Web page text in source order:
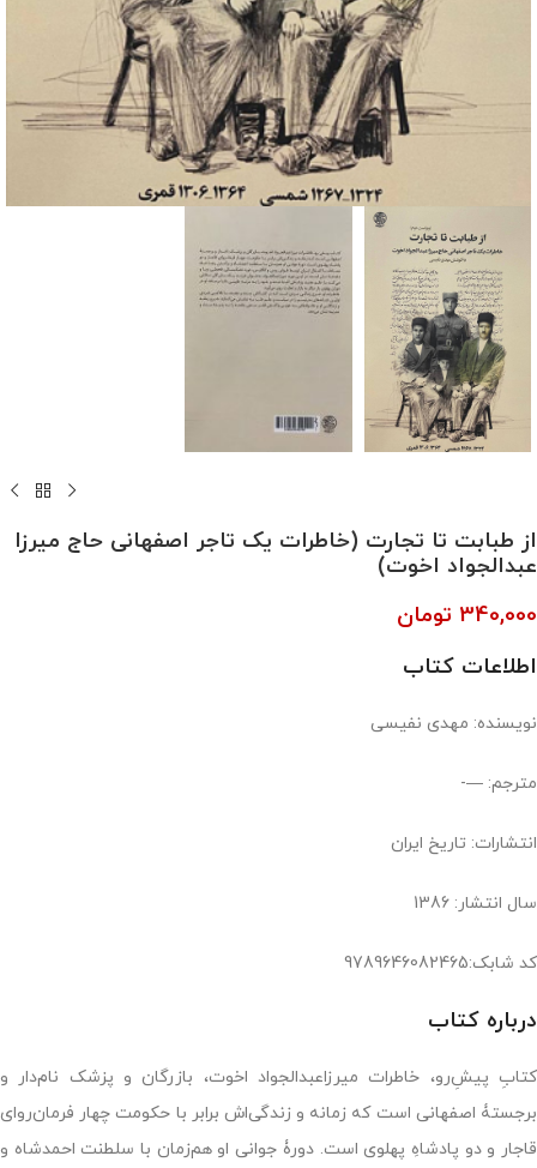
از طبابت تا تجارت (خاطرات یک تاجر اصفهانی حاج میرزا
عبدالجواد اخوت)
340,000 تومان
اطلاعات کتاب
نویسنده: مهدی نفیسی
مترجم: —-
انتشارات: تاریخ ایران
سال انتشار: 1386
کد شابک:9789646082465
درباره کتاب
کتابِ پیشِ‌رو، خاطرات میرزاعبدالجواد اخوت، بازرگان و پزشک نام‌دار و
برجستۀ اصفهانی است که زمانه و زندگی‌اش برابر با حکومت چهار فرمان‌روای
قاجار و دو پادشاهِ پهلوی است. دورۀ جوانی‌ او هم‌زمان با سلطنت احمدشاه و